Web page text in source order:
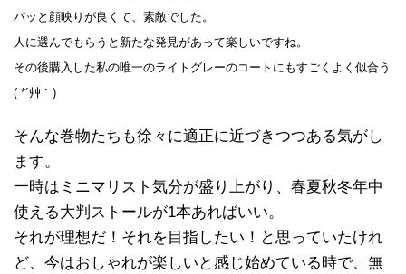
パッと顔映りが良くて、素敵でした。
人に選んでもらうと新たな発見があって楽しいですね。
その後購入した私の唯一のライトグレーのコートにもすごくよく似合う
( *´艸｀)
そんな巻物たちも徐々に適正に近づきつつある気がし
ます。
一時はミニマリスト気分が盛り上がり、春夏秋冬年中
使える大判ストールが1本あればいい。
それが理想だ！それを目指したい！と思っていたけれ
ど、今はおしゃれが楽しいと感じ始めている時で、無